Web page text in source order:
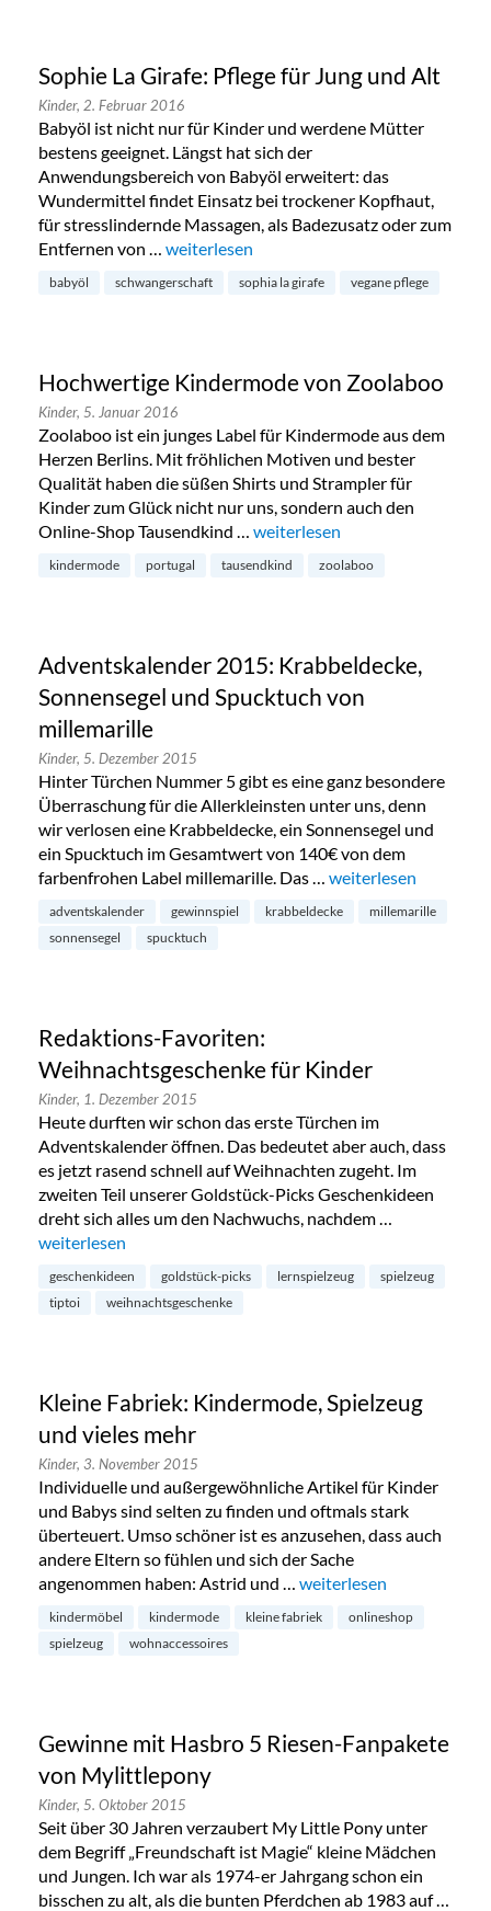
Sophie La Girafe: Pflege für Jung und Alt
Kinder, 2. Februar 2016
Babyöl ist nicht nur für Kinder und werdene Mütter
bestens geeignet. Längst hat sich der
Anwendungsbereich von Babyöl erweitert: das
Wundermittel findet Einsatz bei trockener Kopfhaut,
für stresslindernde Massagen, als Badezusatz oder zum
Entfernen von … „Sophie La Girafe: Pflege für Jung und Alt“
weiterlesen
babyöl schwangerschaft sophia la girafe vegane pflege
Hochwertige Kindermode von Zoolaboo
Kinder, 5. Januar 2016
Zoolaboo ist ein junges Label für Kindermode aus dem
Herzen Berlins. Mit fröhlichen Motiven und bester
Qualität haben die süßen Shirts und Strampler für
Kinder zum Glück nicht nur uns, sondern auch den
Online-Shop Tausendkind … „Hochwertige Kindermode von
weiterlesen
kindermode portugal tausendkind zoolaboo
Adventskalender 2015: Krabbeldecke,
Sonnensegel und Spucktuch von
millemarille
Kinder, 5. Dezember 2015
Hinter Türchen Nummer 5 gibt es eine ganz besondere
Überraschung für die Allerkleinsten unter uns, denn
wir verlosen eine Krabbeldecke, ein Sonnensegel und
ein Spucktuch im Gesamtwert von 140€ von dem
farbenfrohen Label millemarille. Das … „Adventskalender
weiterlesen
adventskalender gewinnspiel krabbeldecke
millemarille
sonnensegel
spucktuch
Redaktions-Favoriten:
Weihnachtsgeschenke für Kinder
Kinder, 1. Dezember 2015
Heute durften wir schon das erste Türchen im
Adventskalender öffnen. Das bedeutet aber auch, dass
es jetzt rasend schnell auf Weihnachten zugeht. Im
zweiten Teil unserer Goldstück-Picks Geschenkideen
dreht sich alles um den Nachwuchs, nachdem …
„Redaktions-Favoriten: Weihnachtsgeschenke für Kinder“
weiterlesen
geschenkideen goldstück-picks lernspielzeug
spielzeug
tiptoi
weihnachtsgeschenke
Kleine Fabriek: Kindermode, Spielzeug
und vieles mehr
Kinder, 3. November 2015
Individuelle und außergewöhnliche Artikel für Kinder
und Babys sind selten zu finden und oftmals stark
überteuert. Umso schöner ist es anzusehen, dass auch
andere Eltern so fühlen und sich der Sache
angenommen haben: Astrid und … „Kleine Fabriek:
weiterlesen
kindermöbel kindermode kleine fabriek
onlineshop
spielzeug
wohnaccessoires
Gewinne mit Hasbro 5 Riesen-Fanpakete
von Mylittlepony
Kinder, 5. Oktober 2015
Seit über 30 Jahren verzaubert My Little Pony unter
dem Begriff „Freundschaft ist Magie“ kleine Mädchen
und Jungen. Ich war als 1974-er Jahrgang schon ein
bisschen zu alt, als die bunten Pferdchen ab 1983 auf …